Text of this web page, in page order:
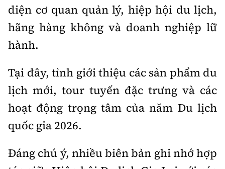
diện cơ quan quản lý, hiệp hội du lịch,
hãng hàng không và doanh nghiệp lữ
hành.
Tại đây, tỉnh giới thiệu các sản phẩm du
lịch mới, tour tuyến đặc trưng và các
hoạt động trọng tâm của năm Du lịch
quốc gia 2026.
Đáng chú ý, nhiều biên bản ghi nhớ hợp